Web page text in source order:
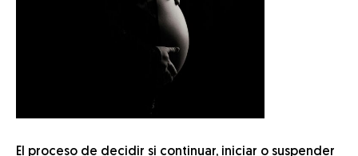
El proceso de decidir si continuar, iniciar o suspender